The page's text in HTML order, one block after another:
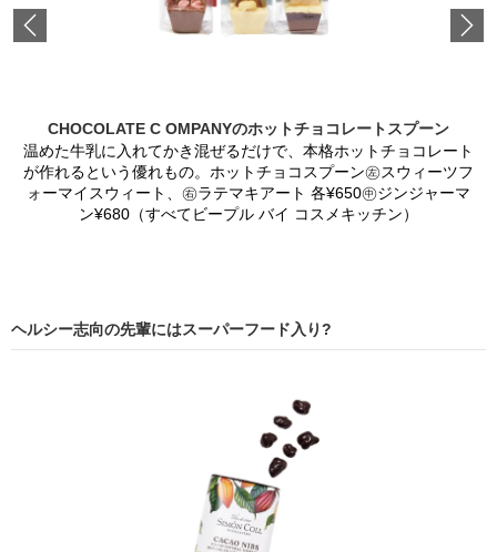
CHOCOLATE C OMPANYのホットチョコレートスプーン
温めた牛乳に入れてかき混ぜるだけで、本格ホットチョコレート
が作れるという優れもの。ホットチョコスプーン㊧スウィーツフ
ォーマイスウィート、㊨ラテマキアート 各¥650㊥ジンジャーマ
ン¥680（すべてビープル バイ コスメキッチン）
ヘルシー志向の先輩にはスーパーフード入り?